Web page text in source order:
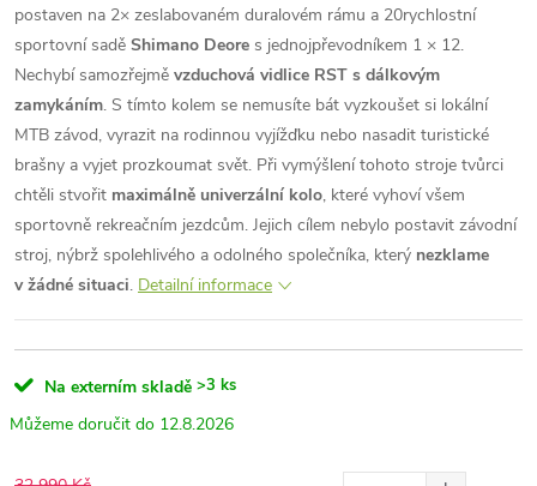
postaven na 2× zeslabovaném duralovém rámu a 20rychlostní
sportovní sadě Shimano Deore s jednojpřevodníkem 1 × 12.
Nechybí samozřejmě vzduchová vidlice RST s dálkovým
zamykáním. S tímto kolem se nemusíte bát vyzkoušet si lokální
MTB závod, vyrazit na rodinnou vyjížďku nebo nasadit turistické
brašny a vyjet prozkoumat svět. Při vymýšlení tohoto stroje tvůrci
chtěli stvořit maximálně univerzální kolo, které vyhoví všem
sportovně rekreačním jezdcům. Jejich cílem nebylo postavit závodní
stroj, nýbrž spolehlivého a odolného společníka, který nezklame
v žádné situaci. Detailní informace
Na externím skladě >3 ks
12.8.2026